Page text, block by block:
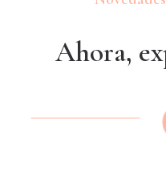
APUNTES
Ahora, ex